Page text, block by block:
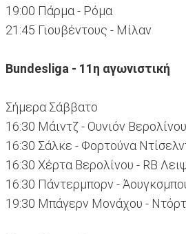
19:00 Πάρμα - Ρόμα
21:45 Γιουβέντους - Μίλαν
Bundesliga - 11η αγωνιστική
Σήμερα Σάββατο
16:30 Μάιντζ - Ουνιόν Βερολίνου
16:30 Σάλκε - Φορτούνα
16:30 Χέρτα Βερολίνου - RB
16:30 Πάντερμπορν -
19:30 Μπάγερν Μονάχου -